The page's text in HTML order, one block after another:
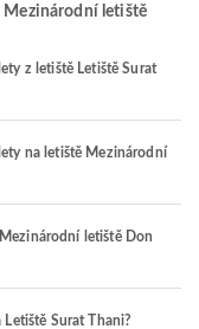
Mezinárodní letiště
z letiště Letiště Surat
na letiště Mezinárodní
letiště Don
Surat Thani?